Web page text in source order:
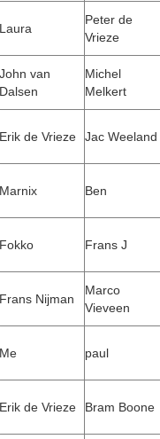
Laura
Peter de
Vrieze
John van
Dalsen
Michel
Melkert
Erik de Vrieze Jac Weeland
Marnix Ben
Fokko Frans J
Frans Nijman
Marco
Vieveen
Me paul
Erik de Vrieze Bram Boone